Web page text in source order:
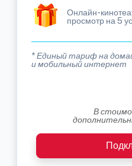
Онлайн-
просмотр на 5
* Единый тариф на
и мобильный интернет
В